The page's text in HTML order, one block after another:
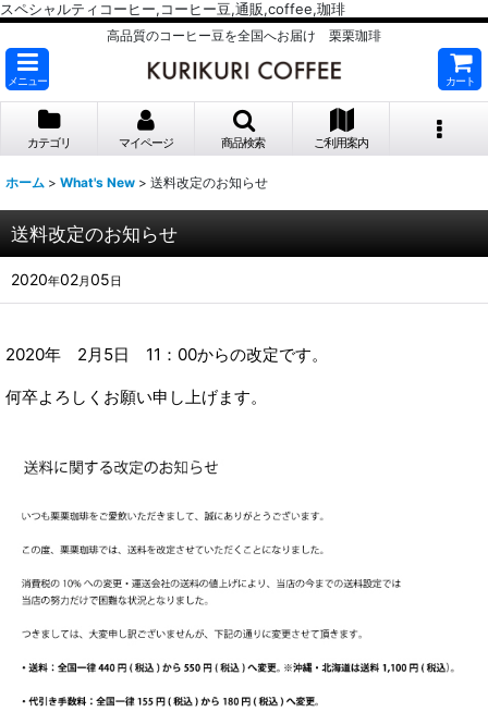
スペシャルティコーヒー,コーヒー豆,通販,coffee,珈琲
高品質のコーヒー豆を全国へお届け 栗栗珈琲
メニュー カート
カテゴリ マイページ 商品検索 ご利用案内
ホーム > What's New > 送料改定のお知らせ
送料改定のお知らせ
2020年02月05日
2020年 2月5日 11：00からの改定です。
何卒よろしくお願い申し上げます。